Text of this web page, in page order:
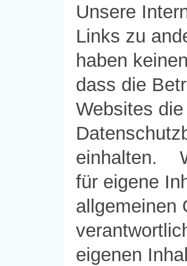
Unsere
Links zu
haben
dass die
Websites die
einhalten.
für eigene
allgemeinen
eigenen